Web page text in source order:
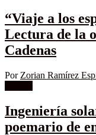
“Viaje a los
Lectura de la
Cadenas
Por Zorian Ramírez
Ingeniería
poemario de